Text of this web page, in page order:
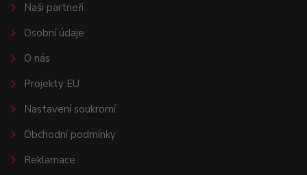
Naši partneři
Osobní údaje
O nás
Projekty EU
Nastavení soukromí
Obchodní podmínky
Reklamace